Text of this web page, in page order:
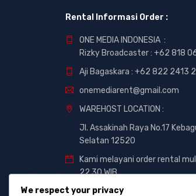
Rental Informasi Order :
ONE MEDIA INDONESIA :
Rizky Broadcaster : +62 818
Aji Bagaskara : +62 822 2413
onemediarent@gmail.com
WAREHOST LOCATION :
Jl. Assakinah Raya No.17
Selatan 12520
Kami melayani order rental
22.30 WIB
We respect your privacy